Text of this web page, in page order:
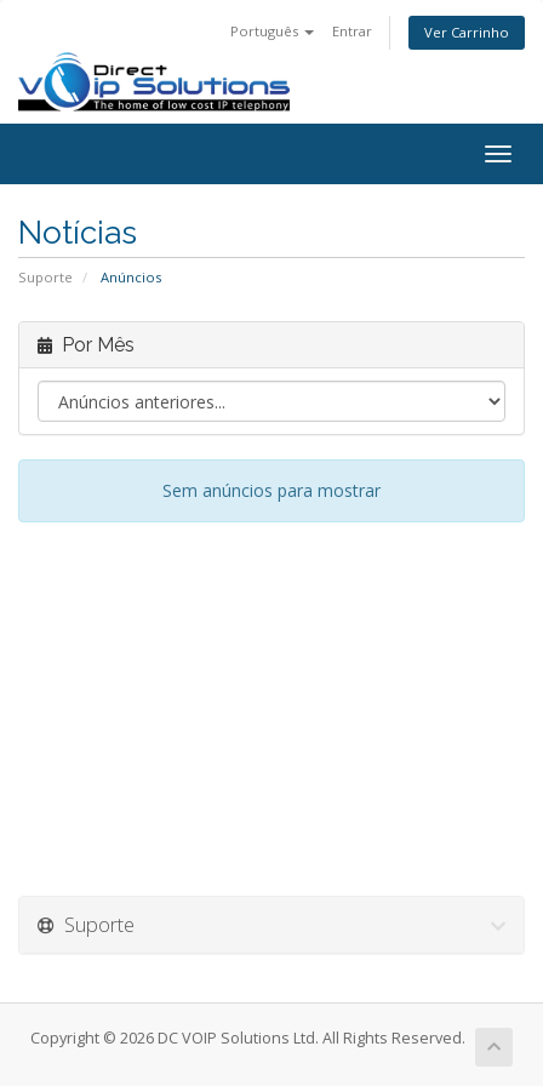
Português Entrar Ver Carrinho
Notícias
Suporte Anúncios
Por Mês
Sem anúncios para mostrar
Suporte
Copyright © 2026 DC VOIP Solutions Ltd. All Rights Reserved.